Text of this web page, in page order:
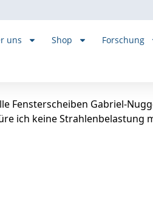
uns Shop Forschung
Fensterscheiben Gabriel-
ich keine Strahlenbelastung